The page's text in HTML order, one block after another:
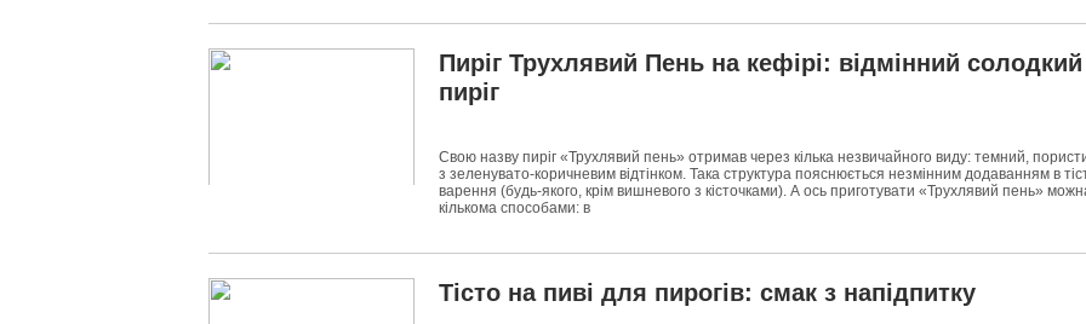
Пиріг Трухлявий Пень на кефірі: відмінний солодкий
пиріг
Свою назву пиріг «Трухлявий пень» отримав через кілька незвичайного виду: темний,
з зеленувато-коричневим відтінком. Така структура пояснюється незмінним додаванням в
варення (будь-якого, крім вишневого з кісточками). А ось приготувати «Трухлявий пень»
кількома способами: в
Тісто на пиві для пирогів: смак з напідпитку